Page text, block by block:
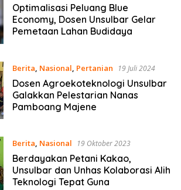
Optimalisasi Peluang Blue
Economy, Dosen Unsulbar Gelar
Pemetaan Lahan Budidaya
Berita, Nasional, Pertanian 19 Juli 2024
Dosen Agroekoteknologi Unsulbar
Galakkan Pelestarian Nanas
Pamboang Majene
Berita, Nasional 19 Oktober 2023
Berdayakan Petani Kakao,
Unsulbar dan Unhas Kolaborasi Alih
Teknologi Tepat Guna